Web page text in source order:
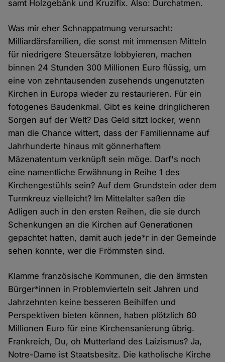
samt Holzgebänk und Kruzifix. Also: Durchatmen.
Was mir eher Schnappatmung verursacht:
Milliardärsfamilien, die sonst mit immensen Mitteln
für niedrigere Steuersätze lobbyieren, machen
binnen 24 Stunden 300 Millionen Euro flüssig, um
eine von zehntausenden zusehends ungenutzten
Kirchen in Europa wieder zu restaurieren. Für ein
fotogenes Baudenkmal. Gibt es keine dringlicheren
Sorgen auf der Welt? Das Geld sitzt locker, wenn
man die Chance wittert, dass der Familienname auf
Jahrhunderte hinaus mit gönnerhaftem
Mäzenatentum verknüpft sein möge. Darf's noch
eine namentliche Erwähnung in Reihe 1 des
Kirchengestühls sein? Auf dem Grundstein oder dem
Turmkreuz vielleicht? Im Mittelalter saßen die
Adligen auch in den ersten Reihen, die sie durch
Schenkungen an die Kirchen auf Generationen
gepachtet hatten, damit auch jede*r in der Gemeinde
sehen konnte, wer die Frömmsten sind.
Klamme französische Kommunen, die den ärmsten
Bürger*innen in Problemvierteln seit Jahren und
Jahrzehnten keine besseren Beihilfen und
Perspektiven bieten können, haben plötzlich 60
Millionen Euro für eine Kirchensanierung übrig.
Frankreich, Du, oh Mutterland des Laizismus? Ja,
Notre-Dame ist Staatsbesitz. Die katholische Kirche